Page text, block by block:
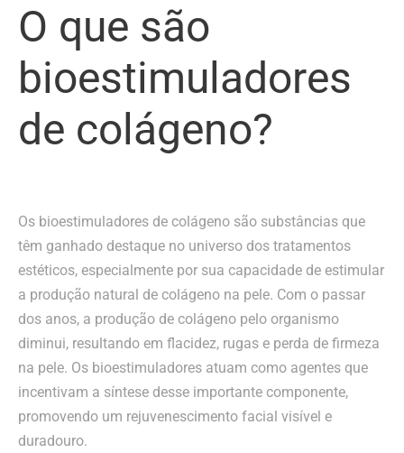
O que são
bioestimuladores
de colágeno?
Os bioestimuladores de colágeno são substâncias que
têm ganhado destaque no universo dos tratamentos
estéticos, especialmente por sua capacidade de estimular
a produção natural de colágeno na pele. Com o passar
dos anos, a produção de colágeno pelo organismo
diminui, resultando em flacidez, rugas e perda de firmeza
na pele. Os bioestimuladores atuam como agentes que
incentivam a síntese desse importante componente,
promovendo um rejuvenescimento facial visível e
duradouro.